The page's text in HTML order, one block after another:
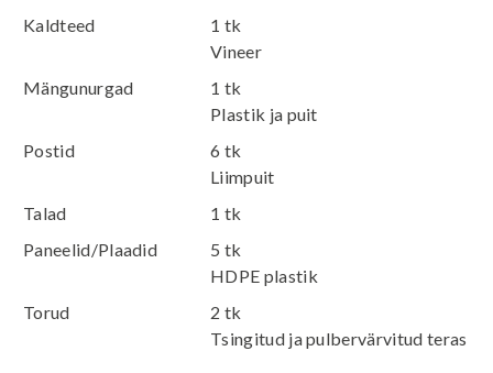
Kaldteed
1 tk
Vineer
Mängunurgad
1 tk
Plastik ja puit
Postid
6 tk
Liimpuit
Talad
1 tk
Paneelid/Plaadid
5 tk
HDPE plastik
Torud
2 tk
Tsingitud ja pulbervärvitud teras